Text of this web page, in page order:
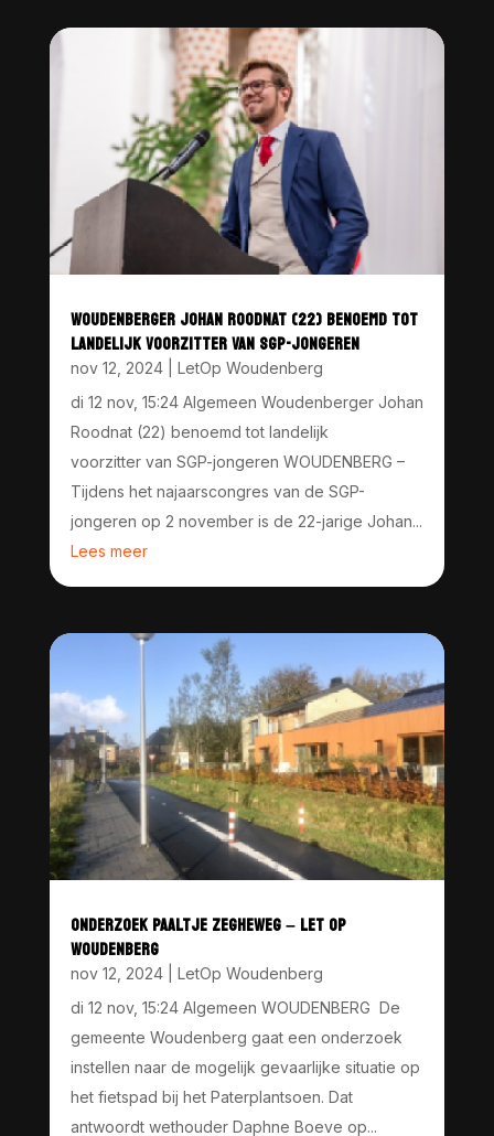
WOUDENBERGER JOHAN ROODNAT (22) BENOEMD TOT
LANDELIJK VOORZITTER VAN SGP-JONGEREN
nov 12, 2024| LetOp Woudenberg
di 12 nov, 15:24 Algemeen Woudenberger Johan
Roodnat (22) benoemd tot landelijk
voorzitter van SGP-jongeren WOUDENBERG –
Tijdens het najaarscongres van de SGP-
jongeren op 2 november is de 22-jarige Johan...
Lees meer
ONDERZOEK PAALTJE ZEGHEWEG – LET OP
WOUDENBERG
nov 12, 2024| LetOp Woudenberg
di 12 nov, 15:24 Algemeen WOUDENBERG De
gemeente Woudenberg gaat een onderzoek
instellen naar de mogelijk gevaarlijke situatie op
het fietspad bij het Paterplantsoen. Dat
antwoordt wethouder Daphne Boeve op...